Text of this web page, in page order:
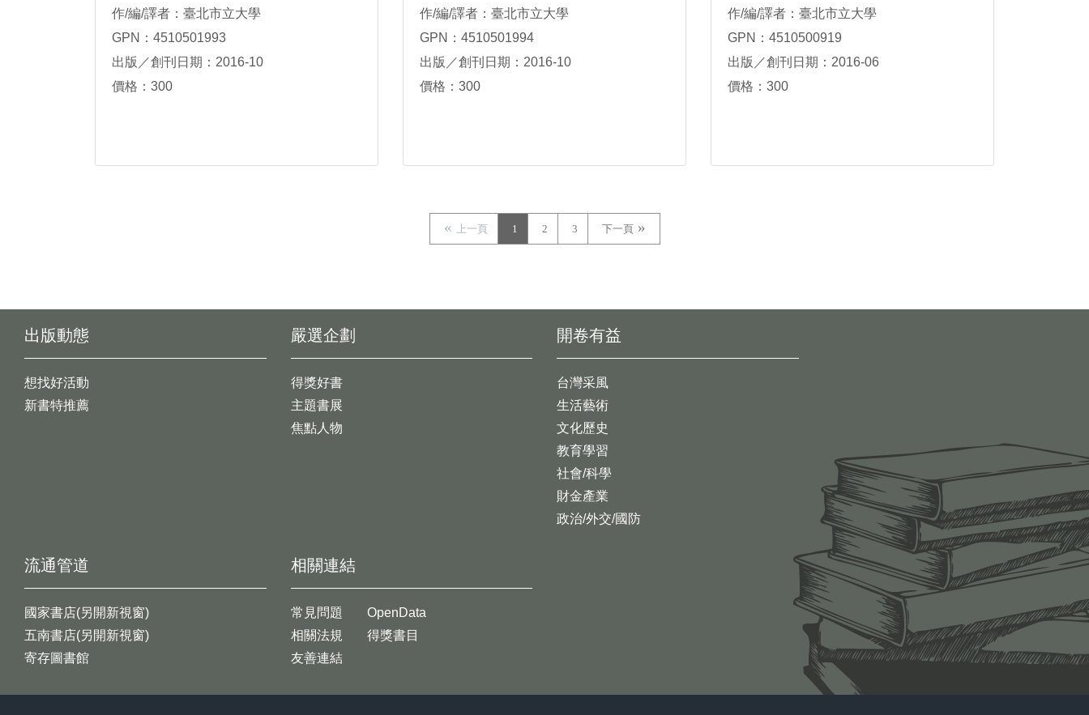
作/編/譯者：臺北市立大學
GPN：4510501993
出版／創刊日期：2016-10
價格：300
作/編/譯者：臺北市立大學
GPN：4510501994
出版／創刊日期：2016-10
價格：300
作/編/譯者：臺北市立大學
GPN：4510500919
出版／創刊日期：2016-06
價格：300
上一頁 1 2 3 下一頁
出版動態
想找好活動
新書特推薦
開卷有益
台灣采風
生活藝術
文化歷史
教育學習
社會/科學
財金產業
政治/外交/國防
嚴選企劃
得獎好書
主題書展
焦點人物
流通管道
國家書店(另開新視窗)
五南書店(另開新視窗)
寄存圖書館
相關連結
常見問題
相關法規
友善連結
OpenData
得獎書目